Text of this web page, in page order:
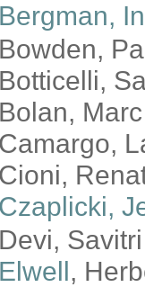
Bergman,
Czaplicki,
Elwell,